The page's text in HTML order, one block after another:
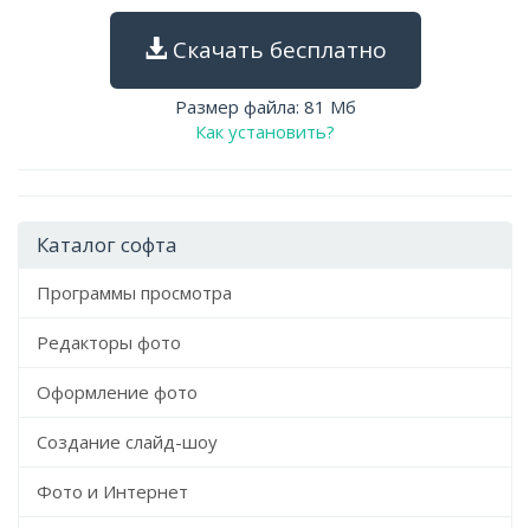
Скачать бесплатно
Размер файла: 81 Мб
Как установить?
Каталог софта
Программы просмотра
Редакторы фото
Оформление фото
Создание слайд-шоу
Фото и Интернет